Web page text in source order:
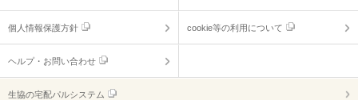
個人情報保護方針 cookie等の利用について
ヘルプ・お問い合わせ
生協の宅配パルシステム